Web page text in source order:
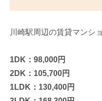
川崎駅周辺の賃貸マンシ
1DK：98,000円
2DK：105,700円
1LDK：130,400円